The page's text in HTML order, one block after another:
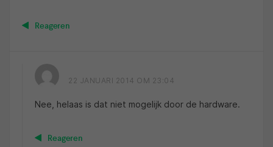
Reageren
22 JANUARI 2014 OM 23:04
Nee, helaas is dat niet mogelijk door de hardware.
Reageren